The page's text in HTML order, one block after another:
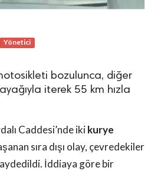
Yönetici
bozulunca, diğer
iterek 55 km hızla
Caddesi’nde ikikurye
sıra dışı olay, çevredekiler
İddiaya göre bir